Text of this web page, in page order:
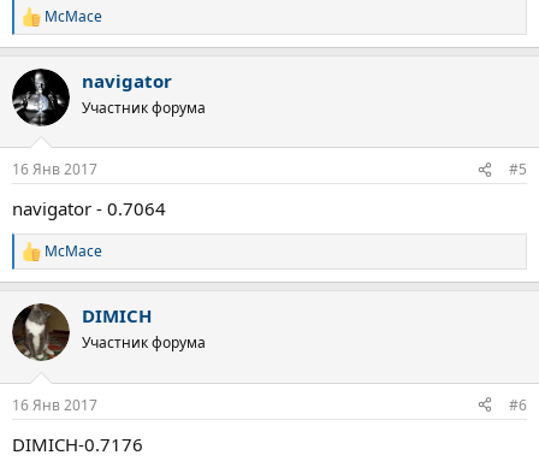
Р
е
к
ц
и
:
McMace
navigator
Участник форума
16 Янв 2017 #5
navigator - 0.7064
Р
е
к
ц
и
McMace
DIMICH
Участник форума
16 Янв 2017 #6
DIMICH-0.7176